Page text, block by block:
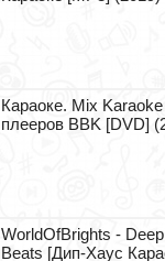
Караоке. Mix
плееров BBK [DVD]
WorldOfBrights -
Beats [Дип-Хаус